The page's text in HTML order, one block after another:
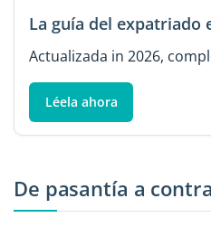
La guía del expatriado
Actualizada in 2026,
Léela ahora
De pasantía a